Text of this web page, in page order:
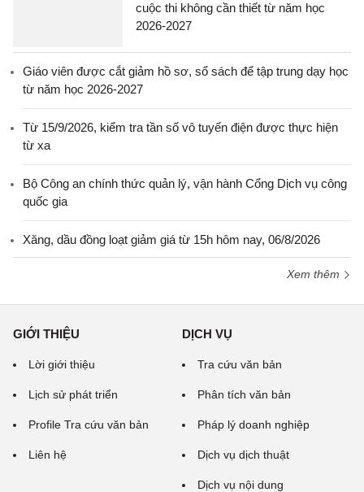
cuộc thi không cần thiết từ năm học
2026-2027
Giáo viên được cắt giảm hồ sơ, sổ sách để tập trung dạy học
từ năm học 2026-2027
Từ 15/9/2026, kiểm tra tần số vô tuyến điện được thực hiện
từ xa
Bộ Công an chính thức quản lý, vận hành Cổng Dịch vụ công
quốc gia
Xăng, dầu đồng loạt giảm giá từ 15h hôm nay, 06/8/2026
Xem thêm
GIỚI THIỆU
Lời giới thiệu
Lịch sử phát triển
Profile Tra cứu văn bản
Liên hệ
DỊCH VỤ
Tra cứu văn bản
Phân tích văn bản
Pháp lý doanh nghiệp
Dịch vụ dịch thuật
Dịch vụ nội dung